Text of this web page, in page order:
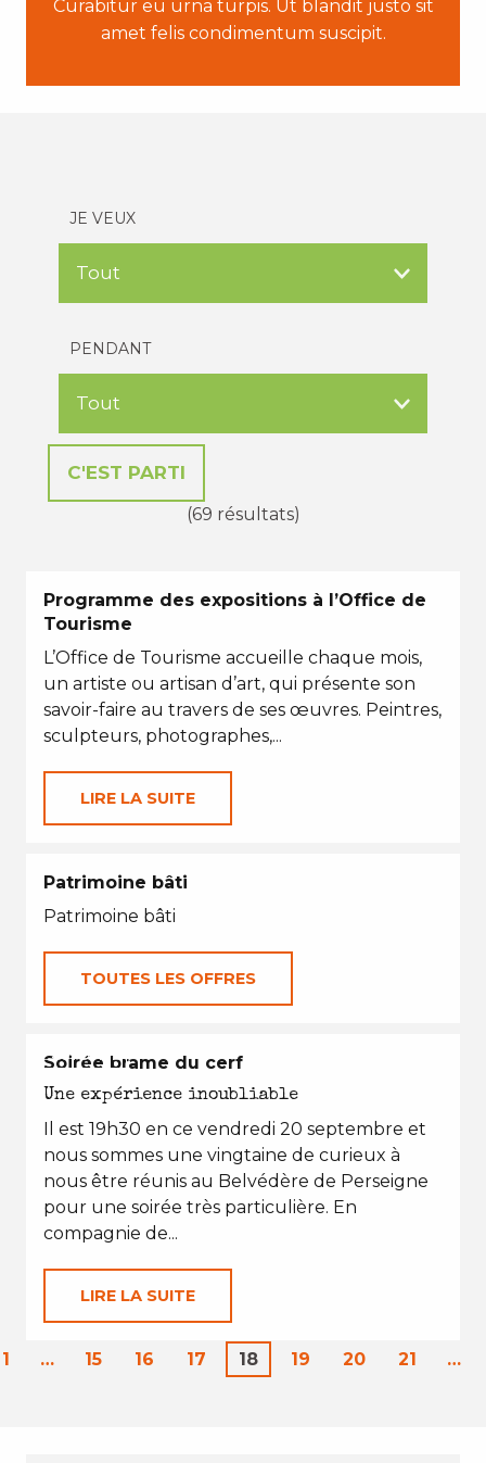
Curabitur eu urna turpis. Ut blandit justo sit
amet felis condimentum suscipit.
JE VEUX
PENDANT
(69 résultats)
Programme des expositions à l’Office de
Tourisme
L’Office de Tourisme accueille chaque mois,
un artiste ou artisan d’art, qui présente son
savoir-faire au travers de ses œuvres. Peintres,
sculpteurs, photographes,...
LIRE LA SUITE
Patrimoine bâti
Patrimoine bâti
TOUTES LES OFFRES
L'AUTOMNE
Soirée brame du cerf
Une expérience inoubliable
Il est 19h30 en ce vendredi 20 septembre et
nous sommes une vingtaine de curieux à
nous être réunis au Belvédère de Perseigne
pour une soirée très particulière. En
compagnie de...
LIRE LA SUITE
1 … 15 16 17 18 19 20 21 …